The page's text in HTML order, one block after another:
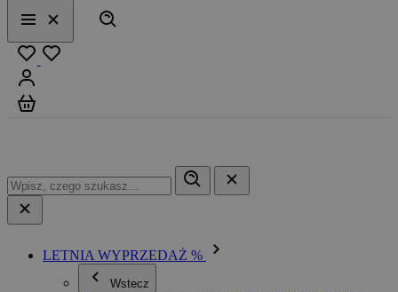
Menu
Zamknij
LETNIA WYPRZEDAŻ %
Wstecz